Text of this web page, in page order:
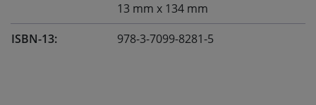
13 mm x 134 mm
ISBN-13:
978-3-7099-8281-5